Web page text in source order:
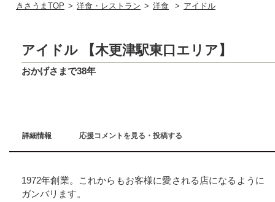
きさうまTOP > 洋食・レストラン > 洋食 > アイドル
アイドル 【木更津駅東口エリア】
おかげさまで38年
詳細情報 応援コメントを見る・投稿する
1972年創業。これからもお客様に愛される店になるように
ガンバリます。